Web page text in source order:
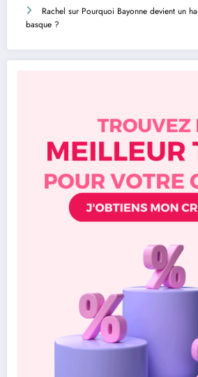
Rachel sur Pourquoi Bayonne devient un
basque ?